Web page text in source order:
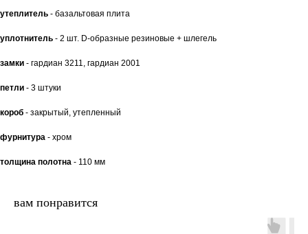
утеплитель - базальтовая плита
уплотнитель - 2 шт. D-образные резиновые + шлегель
замки - гардиан 3211, гардиан 2001
петли - 3 штуки
короб - закрытый, утепленный
фурнитура - хром
толщина полотна - 110 мм
вам понравится